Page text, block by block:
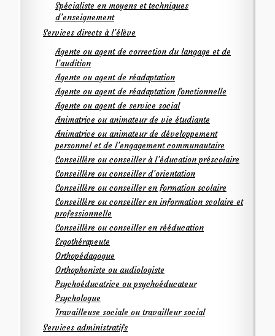
Spécialiste en moyens et techniques
d’enseignement
Services directs à l’élève
Agente ou agent de correction du langage et de
l’audition
Agente ou agent de réadaptation
Agente ou agent de réadaptation fonctionnelle
Agente ou agent de service social
Animatrice ou animateur de vie étudiante
Animatrice ou animateur de développement
personnel et de l’engagement communautaire
Conseillère ou conseiller à l’éducation préscolaire
Conseillère ou conseiller d’orientation
Conseillère ou conseiller en formation scolaire
Conseillère ou conseiller en information scolaire et
professionnelle
Conseillère ou conseiller en rééducation
Ergothérapeute
Orthopédagogue
Orthophoniste ou audiologiste
Psychoéducatrice ou psychoéducateur
Psychologue
Travailleuse sociale ou travailleur social
Services administratifs